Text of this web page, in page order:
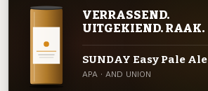
VERRASSEND.
UITGEKIEND. RAAK.
SUNDAY Easy Pale Ale
APA · AND UNION